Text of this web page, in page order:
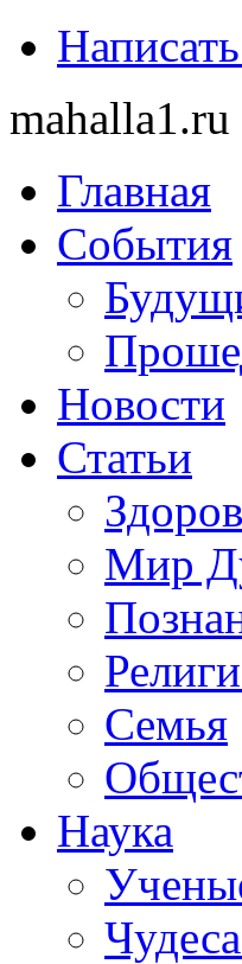
Главная
События
Новости
Статьи
Мир
Семья
Наука